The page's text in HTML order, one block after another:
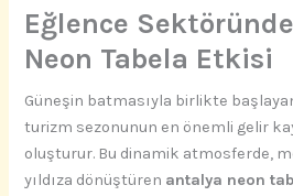
Eğlence
Neon Tabela Etkisi
Güneşin batmasıyla birlikte
turizm sezonunun en önemli gelir
oluşturur. Bu dinamik atmosferde,
yıldıza dönüştüren antalya neon